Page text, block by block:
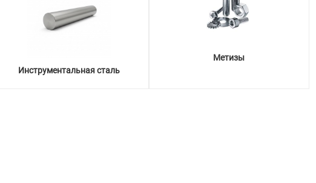
Инструментальная сталь
Метизы